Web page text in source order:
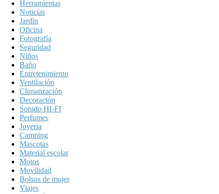
Herramientas
Noticias
Jardín
Oficina
Fotografía
Seguridad
Niños
Baño
Entretenimiento
Ventilación
Climatización
Decoración
Sonido HI-FI
Perfumes
Joyeria
Camping
Mascotas
Material escolar
Motos
Movilidad
Bolsos de mujer
Viajes